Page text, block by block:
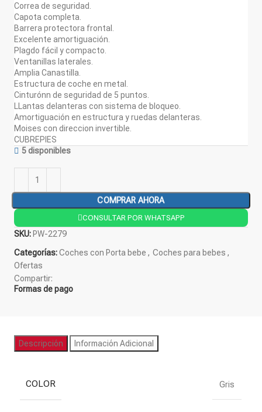
Correa de seguridad.
Capota completa.
Barrera protectora frontal.
Excelente amortiguación.
Plagdo fácil y compacto.
Ventanillas laterales.
Amplia Canastilla.
Estructura de coche en metal.
Cinturónn de seguridad de 5 puntos.
LLantas delanteras con sistema de bloqueo.
Amortiguación en estructura y ruedas delanteras.
Moises con direccion invertible.
CUBREPIES
5 disponibles
COMPRAR AHORA
CONSULTAR POR WHATSAPP
SKU: PW-2279
Categorías:Coches con Porta bebe , Coches para bebes ,
Ofertas
Compartir:
Formas de pago
Descripción Información Adicional
COLOR Gris